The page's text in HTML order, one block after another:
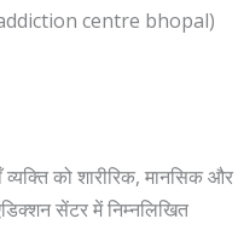
centre bhopal)
को शारीरिक, मानसिक और
सेंटर में निम्नलिखित